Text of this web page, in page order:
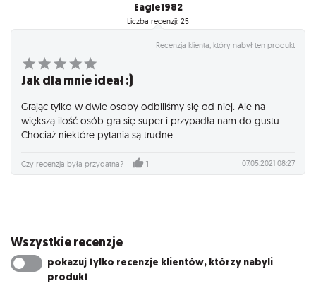
Eagle1982
Liczba recenzji: 25
Recenzja klienta, który nabył ten produkt
Jak dla mnie ideał :)
Grając tylko w dwie osoby odbiliśmy się od niej. Ale na
większą ilość osób gra się super i przypadła nam do gustu.
Chociaż niektóre pytania są trudne.
Czy recenzja była przydatna? 1 07.05.2021 08:27
Wszystkie recenzje
pokazuj tylko recenzje klientów, którzy nabyli
produkt